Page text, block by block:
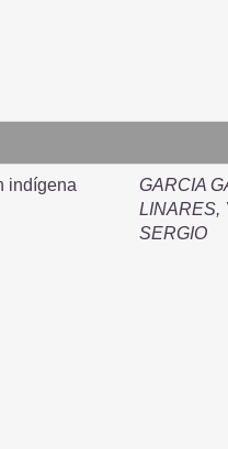
indígena
GARCIA
LINARES,
SERGIO